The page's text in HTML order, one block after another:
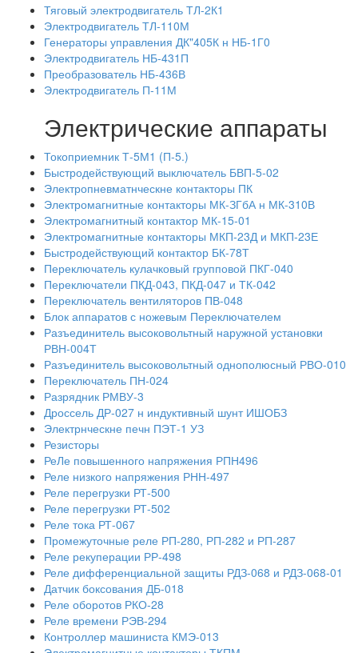
Тяговый электродвигатель ТЛ-2К1
Электродвигатель ТЛ-110М
Генераторы управления ДК"405К н НБ-1Г0
Электродвигатель НБ-431П
Преобразователь НБ-436В
Электродвигатель П-11М
Электрические аппараты
Токоприемник Т-5М1 (П-5.)
Быстродействующий выключатель БВП-5-02
Электропневматнческне контакторы ПК
Электромагнитные контакторы МК-ЗГбА н МК-310В
Электромагнитный контактор МК-15-01
Электромагнитные контакторы МКП-23Д и МКП-23Е
Быстродействующий контактор БК-78Т
Переключатель кулачковый групповой ПКГ-040
Переключатели ПКД-043, ПКД-047 и ТК-042
Переключатель вентиляторов ПВ-048
Блок аппаратов с ножевым Переключателем
Разъединитель высоковольтный наружной установки
РВН-004Т
Разъединитель высоковольтный однополюсный РВО-010
Переключатель ПН-024
Разрядник РМВУ-3
Дроссель ДР-027 н индуктивный шунт ИШОБЗ
Электрнческне печн ПЭТ-1 УЗ
Резисторы
РеЛе повышенного напряжения РПН496
Реле низкого напряжения РНН-497
Реле перегрузки РТ-500
Реле перегрузки РТ-502
Реле тока РТ-067
Промежуточные реле РП-280, РП-282 и РП-287
Реле рекуперации РР-498
Реле дифференциальной защиты РДЗ-068 и РДЗ-068-01
Датчик боксования ДБ-018
Реле оборотов РКО-28
Реле времени РЭВ-294
Контроллер машиниста КМЭ-013